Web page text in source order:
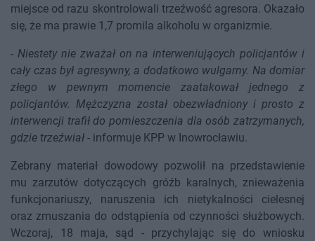
miejsce od razu skontrolowali trzeźwość agresora. Okazało
się, że ma prawie 1,7 promila alkoholu w organizmie.
- Niestety nie zważał on na interweniujących policjantów i
cały czas był agresywny, a dodatkowo wulgarny. Na domiar
złego w pewnym momencie zaatakował jednego z
policjantów. Mężczyzna został obezwładniony i prosto z
interwencji trafił do pomieszczenia dla osób zatrzymanych,
gdzie trzeźwiał - informuje KPP w Inowrocławiu.
Zebrany materiał dowodowy pozwolił na przedstawienie
mu zarzutów dotyczących gróźb karalnych, znieważenia
funkcjonariuszy, naruszenia ich nietykalności cielesnej
oraz zmuszania do odstąpienia od czynności służbowych.
Wczoraj, 18 maja, sąd - przychylając się do wniosku